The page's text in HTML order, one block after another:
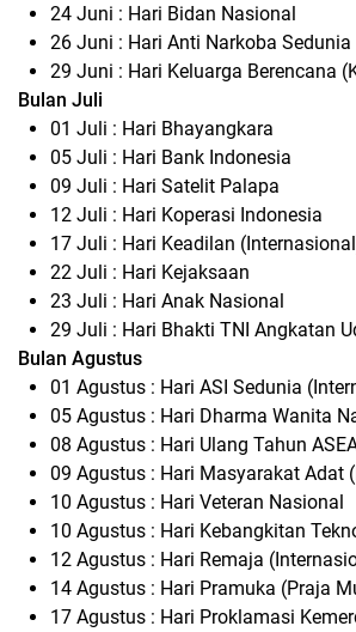
24 Juni : Hari Bidan Nasional
26 Juni : Hari Anti Narkoba
29 Juni : Hari Keluarga Berencana
Bulan Juli
01 Juli : Hari Bhayangkara
05 Juli : Hari Bank Indonesia
09 Juli : Hari Satelit Palapa
12 Juli : Hari Koperasi Indonesia
17 Juli : Hari Keadilan
22 Juli : Hari Kejaksaan
23 Juli : Hari Anak Nasional
29 Juli : Hari Bhakti TNI Angkatan
Bulan Agustus
01 Agustus : Hari ASI Sedunia
05 Agustus : Hari Dharma Wanita
08 Agustus : Hari Ulang Tahun
09 Agustus : Hari Masyarakat Adat
10 Agustus : Hari Veteran Nasional
10 Agustus : Hari Kebangkitan
12 Agustus : Hari Remaja
14 Agustus : Hari Pramuka (Praja
17 Agustus : Hari Proklamasi